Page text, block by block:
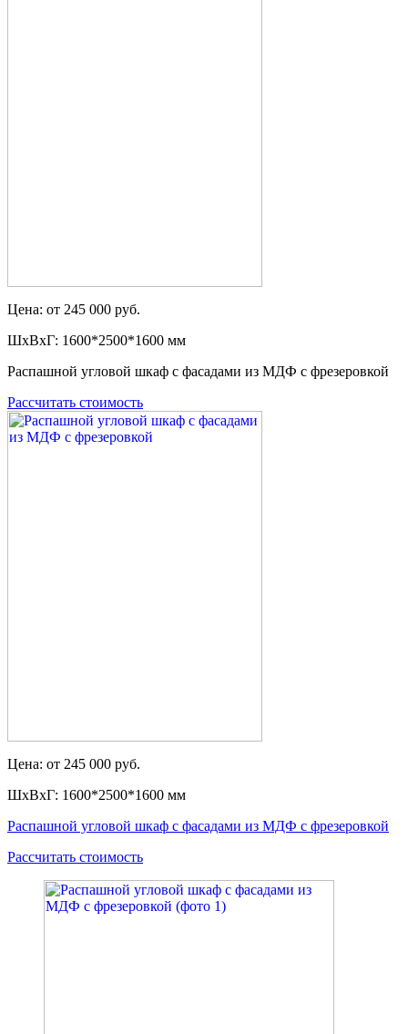
Цена: от 245 000 руб.
ШxВxГ: 1600*2500*1600 мм
Распашной угловой шкаф с фасадами из МДФ с фрезеровкой
Рассчитать стоимость
Цена: от 245 000 руб.
ШxВxГ: 1600*2500*1600 мм
Распашной угловой шкаф с фасадами из МДФ с фрезеровкой
Рассчитать стоимость